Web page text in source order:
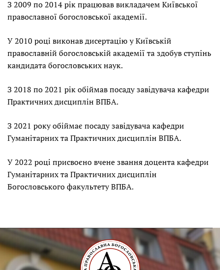
З 2009 по 2014 рік працював викладачем Київської
православної богословської академії.
У 2010 році виконав дисертацію у Київській
православній богословській академії та здобув ступінь
кандидата богословських наук.
З 2018 по 2021 рік обіймав посаду завідувача кафедри
Практичних дисциплін ВПБА.
З 2021 року обіймає посадузавідувачакафедри
Гуманітарних та Практичних дисциплін ВПБА.
У 2022 році присвоєно вчене звання доцента кафедри
Гуманітарних та Практичних дисциплін
Богословського факультету ВПБА.